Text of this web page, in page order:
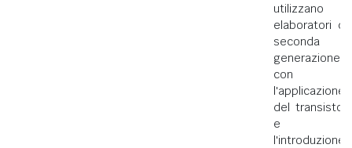
utilizzano
elaboratori di
seconda
generazione
con
l'applicazione
del transistor
e
l'introduzione